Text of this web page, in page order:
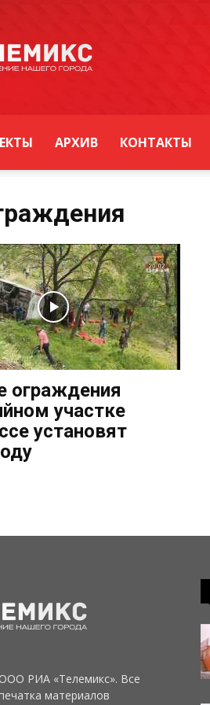
АРХИВ КОНТАКТЫ
ограждения
участке
установят
РИА «Телемикс». Все
материалов